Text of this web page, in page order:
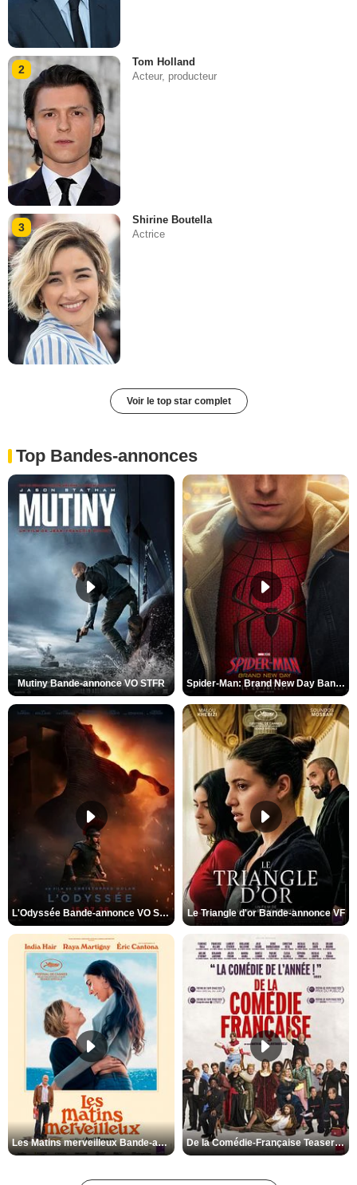
2
Tom Holland
Acteur, producteur
3
Shirine Boutella
Actrice
Voir le top star complet
Top Bandes-annonces
Mutiny Bande-annonce VO STFR Spider-Man: Brand New Day Bande-annonce VO STFR
L'Odyssée Bande-annonce VO STFR Le Triangle d'or Bande-annonce VF
Les Matins merveilleux Bande-annonce VF De la Comédie-Française Teaser VF